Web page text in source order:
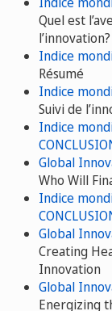
Quel est
l’innovation?
Indice
Résumé
Indice
Suivi de
Indice
Global
Who Will
Indice
Global
Creating
Innovation
Global
Energizing